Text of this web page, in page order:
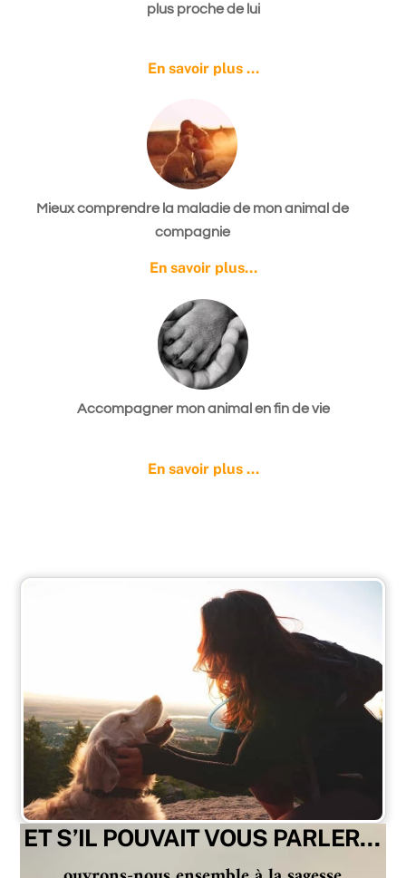
plus proche de lui
En savoir plus …
Mieux comprendre la maladie de mon animal de
compagnie
En savoir plus…
Accompagner mon animal en fin de vie
En savoir plus …
ET S’IL POUVAIT VOUS PARLER…